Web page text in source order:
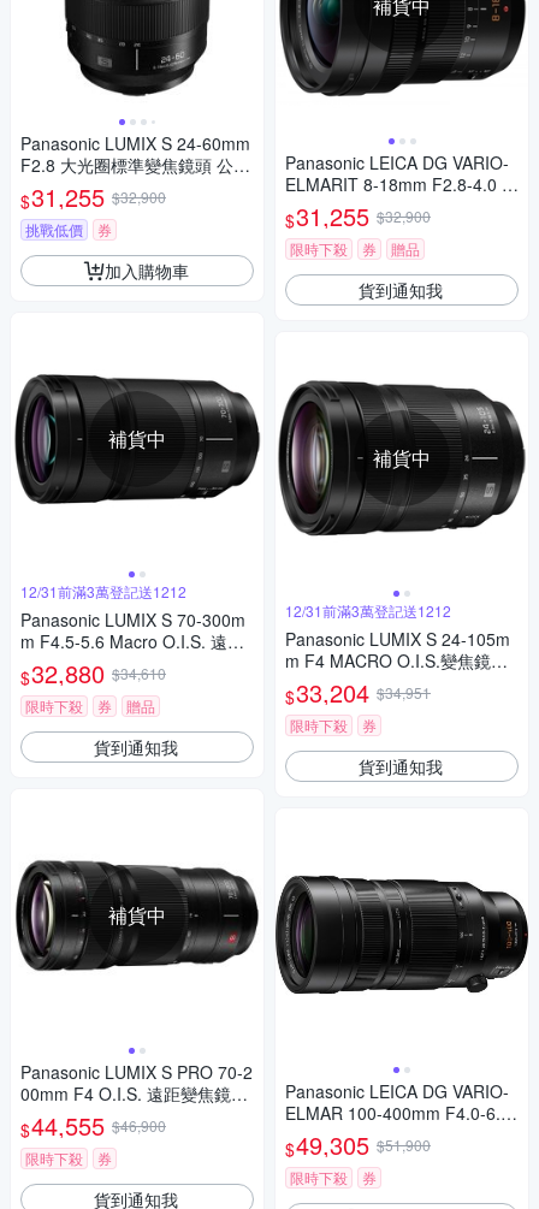
Panasonic LUMIX S 24-60mm
F2.8 大光圈標準變焦鏡頭 公司
貨 S-E2460GC
$31,255 $32,900
挑戰低價
券
加入購物車
補貨中
12/31前滿3萬登記送1212
Panasonic LUMIX S 70-300m
m F4.5-5.6 Macro O.I.S. 遠距
變焦鏡頭 公司貨
$32,880 $34,610
限時下殺
券 贈品
貨到通知我
補貨中
Panasonic LUMIX S PRO 70-2
00mm F4 O.I.S. 遠距變焦鏡頭
公司貨 S-R70200
$44,555 $46,900
限時下殺
券
貨到通知我
補貨中
Panasonic LEICA DG VARIO-
ELMARIT 8-18mm F2.8-4.0 A
SPH. 廣角變焦鏡頭 公司貨
$31,255 $32,900
限時下殺
券 贈品
貨到通知我
補貨中
12/31前滿3萬登記送1212
Panasonic LUMIX S 24-105m
m F4 MACRO O.I.S.變焦鏡頭
公司貨 S-R24105
$33,204 $34,951
限時下殺
券
貨到通知我
Panasonic LEICA DG VARIO-
ELMAR 100-400mm F4.0-6.3
II ASPH.POWER O.I.S. 超長焦
變焦鏡頭 公司貨 H-RSA10040
0G
$49,305 $51,900
限時下殺
券